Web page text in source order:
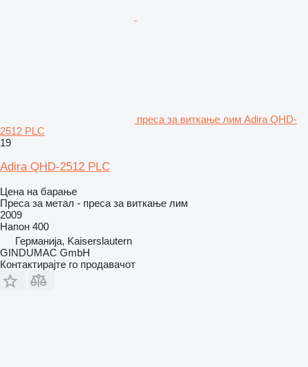
преса за виткање лим Adira QHD-
2512 PLC
19
Adira QHD-2512 PLC
Цена на барање
Преса за метал - преса за виткање лим
2009
Напон 400
Германија, Kaiserslautern
GINDUMAC GmbH
Контактирајте го продавачот